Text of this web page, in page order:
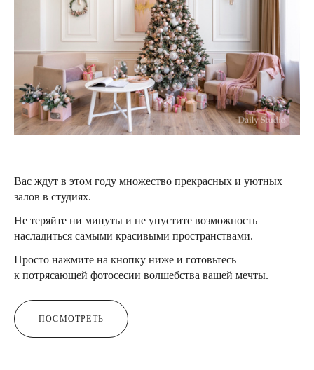
Вас ждут в этом году множество прекрасных и уютных
залов в студиях.
Не теряйте ни минуты и не упустите возможность
насладиться самыми красивыми пространствами.
Просто нажмите на кнопку ниже и готовьтесь
к потрясающей фотосесии волшебства вашей мечты.
ПОСМОТРЕТЬ